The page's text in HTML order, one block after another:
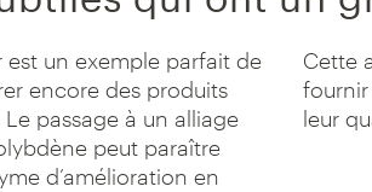
un exemple parfait de
encore des produits
passage à un alliage
peut paraître
d’amélioration en
Cette
leur